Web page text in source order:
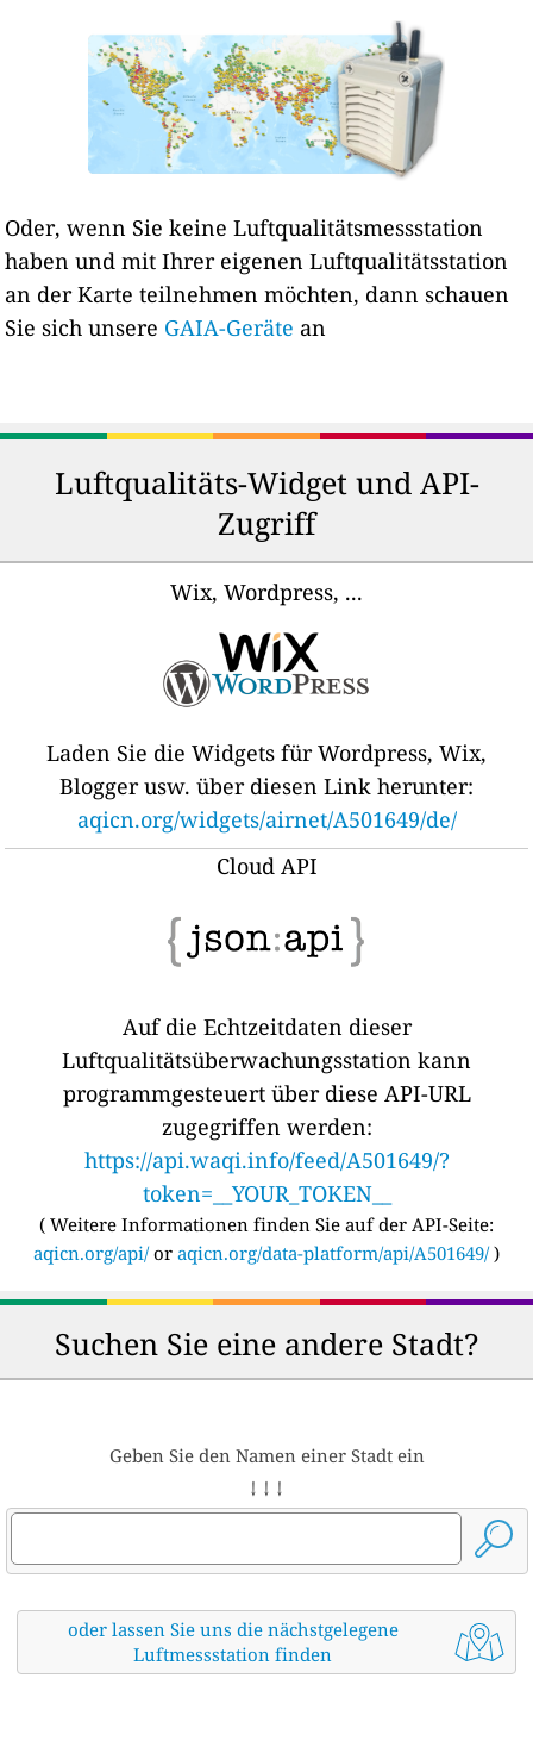
Oder, wenn Sie keine Luftqualitätsmessstation
haben und mit Ihrer eigenen Luftqualitätsstation
an der Karte teilnehmen möchten, dann schauen
Sie sich unsere GAIA-Geräte an
Luftqualitäts-Widget und API-
Zugriff
Wix, Wordpress, ...
Laden Sie die Widgets für Wordpress, Wix,
Blogger usw. über diesen Link herunter:
aqicn.org/widgets/airnet/A501649/de/
Cloud API
Auf die Echtzeitdaten dieser
Luftqualitätsüberwachungsstation kann
programmgesteuert über diese API-URL
zugegriffen werden:
https://api.waqi.info/feed/A501649/?
token=__YOUR_TOKEN__
( Weitere Informationen finden Sie auf der API-Seite:
aqicn.org/api/or aqicn.org/data-platform/api/A501649/)
Suchen Sie eine andere Stadt?
Geben Sie den Namen einer Stadt ein
↓ ↓ ↓
oder lassen Sie uns die nächstgelegene
Luftmessstation finden